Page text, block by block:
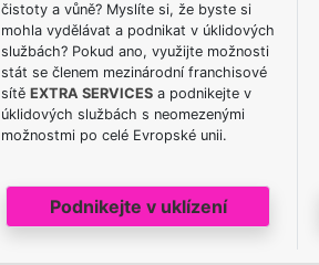
čistoty a vůně? Myslíte si, že byste si
mohla vydělávat a podnikat v úklidových
službách? Pokud ano, využijte možnosti
stát se členem mezinárodní franchisové
sítě EXTRA SERVICESa podnikejte v
úklidových službách s neomezenými
možnostmi po celé Evropské unii.
Podnikejte v uklízení